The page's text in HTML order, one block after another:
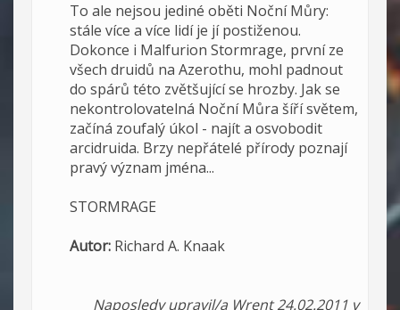
To ale nejsou jediné oběti Noční Můry:
stále více a více lidí je jí postiženou.
Dokonce i Malfurion Stormrage, první ze
všech druidů na Azerothu, mohl padnout
do spárů této zvětšující se hrozby. Jak se
nekontrolovatelná Noční Můra šíří světem,
začíná zoufalý úkol - najít a osvobodit
arcidruida. Brzy nepřátelé přírody poznají
pravý význam jména...
STORMRAGE
Autor: Richard A. Knaak
Naposledy upravil/a Wrent 24.02.2011 v